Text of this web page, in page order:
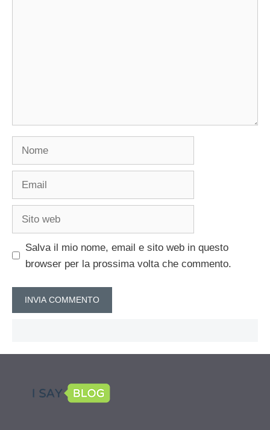
Salva il mio nome, email e sito web in questo
browser per la prossima volta che commento.